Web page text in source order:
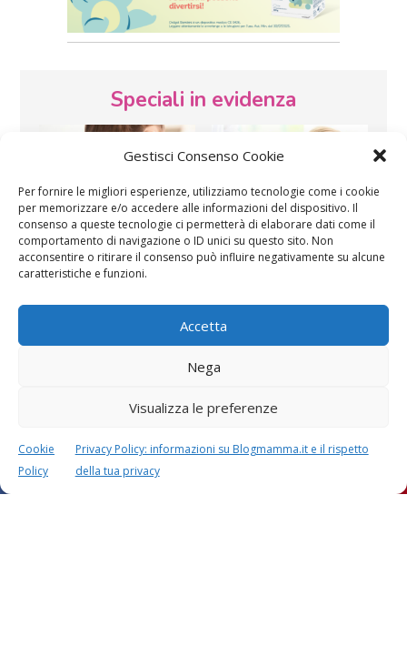
Gestisci Consenso Cookie
Per fornire le migliori esperienze, utilizziamo tecnologie come i cookie
per memorizzare e/o accedere alle informazioni del dispositivo. Il
consenso a queste tecnologie ci permetterà di elaborare dati come il
comportamento di navigazione o ID unici su questo sito. Non
acconsentire o ritirare il consenso può influire negativamente su alcune
caratteristiche e funzioni.
Accetta
Nega
Visualizza le preferenze
Cookie
Policy
Privacy Policy: informazioni su Blogmamma.it e il rispetto
della tua privacy
Speciali in evidenza
Vaccini SOS Pediatra
Festa della mamma: Le settimane di